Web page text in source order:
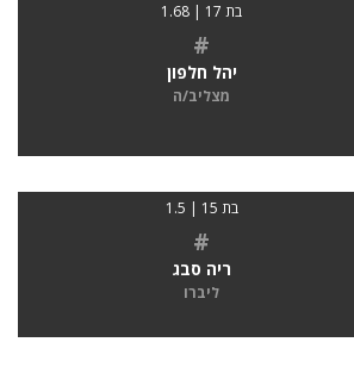
בת 17 | 1.68
#
יהל חלפון
מצליב/ה
בת 15 | 1.5
#
ריה סבג
ליברו